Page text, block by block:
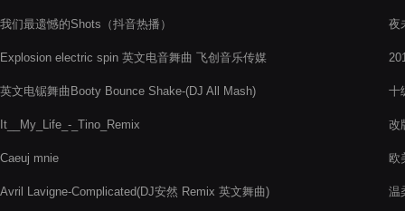
我们最遗憾的Shots（抖音热播）
Explosion electric spin 英文电音舞曲 飞创音乐传媒
英文电锯舞曲Booty Bounce Shake-(DJ All Mash)
It__My_Life_-_Tino_Remix
Caeuj mnie
Avril Lavigne-Complicated(DJ安然 Remix 英文舞曲)
夜
十
改
欧
温